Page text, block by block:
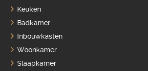
Keuken
Badkamer
Inbouwkasten
Woonkamer
Slaapkamer